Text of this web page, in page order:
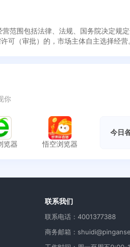
范围包括法律、法规、国务院决定规
可（审批）的，市场主体自主选择经
你
览器 悟空浏览器
今日
联系我们
联系电话：4001377388
商务邮箱：